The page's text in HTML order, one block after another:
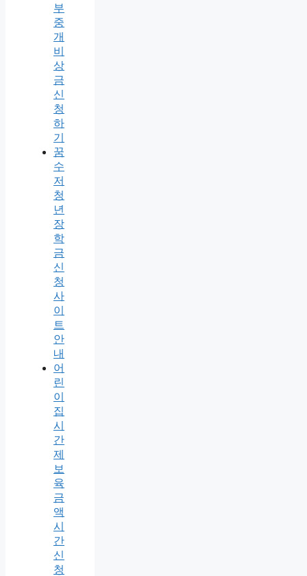
부
중
개
비
상
금
신
청
하
기
꿈
수
저
청
년
장
학
금
신
청
사
이
트
안
내
어
린
이
집
시
간
제
보
육
금
액
시
간
신
청